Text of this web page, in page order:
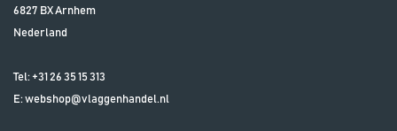
6827 BXArnhem
Nederland
Tel: +31 26 35 15 313
E:webshop@vlaggenhandel.nl